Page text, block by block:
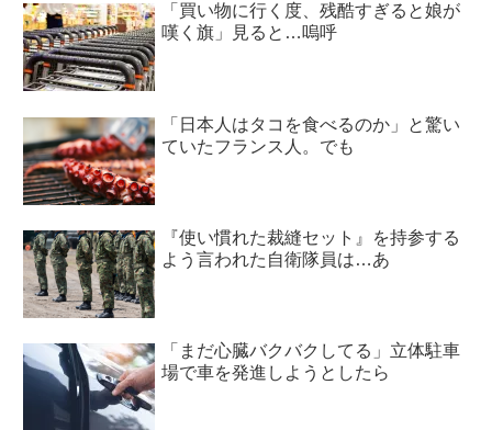
「買い物に行く度、残酷すぎると娘が
嘆く旗」見ると…嗚呼
「日本人はタコを食べるのか」と驚い
ていたフランス人。でも
『使い慣れた裁縫セット』を持参する
よう言われた自衛隊員は…あ
「まだ心臓バクバクしてる」立体駐車
場で車を発進しようとしたら